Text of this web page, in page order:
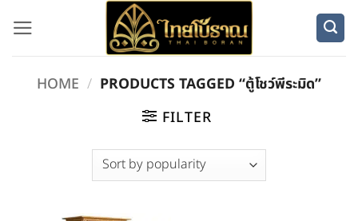
content
HOME / PRODUCTS TAGGED “ตู้โชว์พีระมิด”
FILTER